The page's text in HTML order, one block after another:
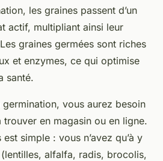
les graines passent d’un
actif, multipliant ainsi leur
graines germées sont riches
et enzymes, ce qui optimise
santé.
vous aurez besoin
trouver en magasin ou en ligne.
simple : vous n’avez qu’à y
alfalfa, radis, brocolis,